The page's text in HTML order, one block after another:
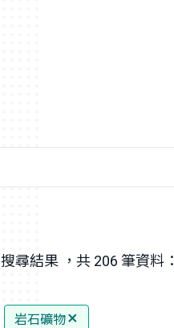
搜尋結果 ，共 206 筆資料：
岩石礦物